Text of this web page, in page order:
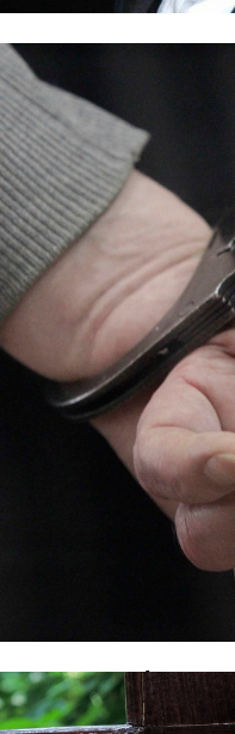
острова»
Mercedes,
маршруткой